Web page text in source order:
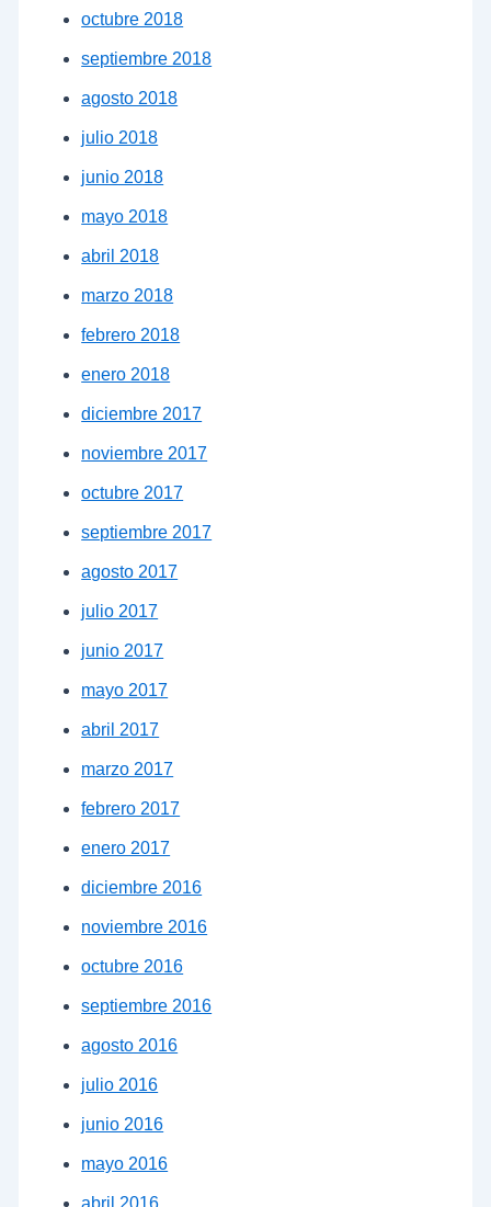
octubre 2018
septiembre 2018
agosto 2018
julio 2018
junio 2018
mayo 2018
abril 2018
marzo 2018
febrero 2018
enero 2018
diciembre 2017
noviembre 2017
octubre 2017
septiembre 2017
agosto 2017
julio 2017
junio 2017
mayo 2017
abril 2017
marzo 2017
febrero 2017
enero 2017
diciembre 2016
noviembre 2016
octubre 2016
septiembre 2016
agosto 2016
julio 2016
junio 2016
mayo 2016
abril 2016